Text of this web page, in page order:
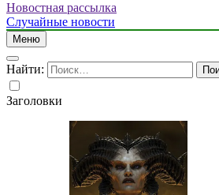
Новостная рассылка
Случайные новости
Меню
Найти:
Заголовки